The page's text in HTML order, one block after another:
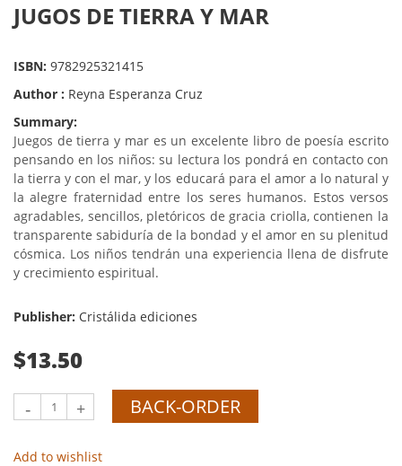
JUGOS DE TIERRA Y MAR
ISBN: 9782925321415
Author : Reyna Esperanza Cruz
Summary:
Juegos de tierra y mar es un excelente libro de poesía escrito
pensando en los niños: su lectura los pondrá en contacto con
la tierra y con el mar, y los educará para el amor a lo natural y
la alegre fraternidad entre los seres humanos. Estos versos
agradables, sencillos, pletóricos de gracia criolla, contienen la
transparente sabiduría de la bondad y el amor en su plenitud
cósmica. Los niños tendrán una experiencia llena de disfrute
y crecimiento espiritual.
Publisher: Cristálida ediciones
$13.50
- + BACK-ORDER
Add to wishlist